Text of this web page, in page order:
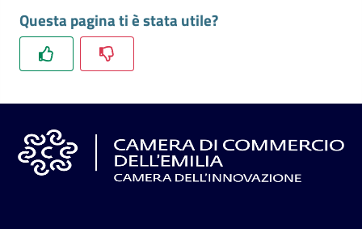
Promuovere
l'impresa
e
Tutelare
Questa pagina ti è stata utile?